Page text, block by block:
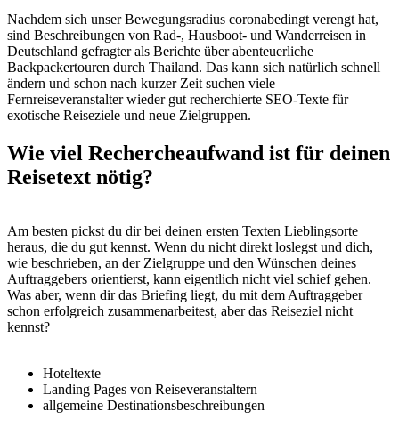
Nachdem sich unser Bewegungsradius coronabedingt verengt hat,
sind Beschreibungen von Rad-, Hausboot- und Wanderreisen in
Deutschland gefragter als Berichte über abenteuerliche
Backpackertouren durch Thailand. Das kann sich natürlich schnell
ändern und schon nach kurzer Zeit suchen viele
Fernreiseveranstalter wieder gut recherchierte SEO-Texte für
exotische Reiseziele und neue Zielgruppen.
Wie viel Rechercheaufwand ist für deinen
Reisetext nötig?
Am besten pickst du dir bei deinen ersten Texten Lieblingsorte
heraus, die du gut kennst. Wenn du nicht direkt loslegst und dich,
wie beschrieben, an der Zielgruppe und den Wünschen deines
Auftraggebers orientierst, kann eigentlich nicht viel schief gehen.
Was aber, wenn dir das Briefing liegt, du mit dem Auftraggeber
schon erfolgreich zusammenarbeitest, aber das Reiseziel nicht
kennst?
Hoteltexte
Landing Pages von Reiseveranstaltern
allgemeine Destinationsbeschreibungen